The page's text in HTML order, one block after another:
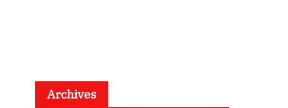
Archives